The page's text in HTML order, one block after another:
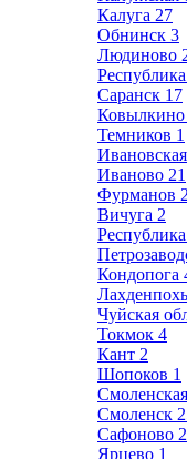
Калуга 27
Обнинск 3
Людиново
Саранск 17
Ковылкино
Темников 1
Иваново 21
Фурманов 2
Вичуга 2
Кондопога
Чуйская
Токмок 4
Кант 2
Шопоков 1
Смоленск
Сафоново 2
Ярцево 1